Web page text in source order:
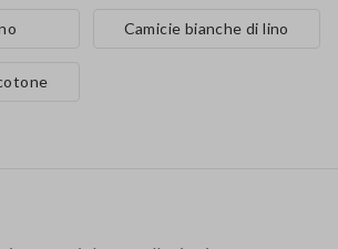
Camicie bianche di lino